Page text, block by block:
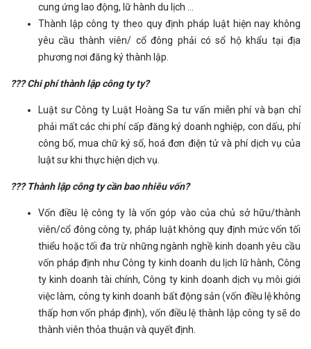
cung ứng lao động, lữ hành du lịch ...
Thành lập công ty theo quy định pháp luật hiện nay không
yêu cầu thành viên/ cổ đông phải có sổ hộ khẩu tại địa
phương nơi đăng ký thành lập.
??? Chi phí thành lập công ty ty?
Luật sư Công ty Luật Hoàng Sa tư vấn miễn phí và bạn chỉ
phải mất các chi phí cấp đăng ký doanh nghiệp, con dấu, phí
công bố, mua chữ ký số, hoá đơn điện tử và phí dịch vụ của
luật sư khi thực hiện dịch vụ.
??? Thành lập công ty cần bao nhiêu vốn?
Vốn điều lệ công ty là vốn góp vào của chủ sở hữu/thành
viên/cổ đông công ty, pháp luật không quy định mức vốn tối
thiểu hoặc tối đa trừ những ngành nghề kinh doanh yêu cầu
vốn pháp định như Công ty kinh doanh du lịch lữ hành, Công
ty kinh doanh tài chính, Công ty kinh doanh dịch vụ môi giới
việc làm, công ty kinh doanh bất động sản (vốn điều lệ không
thấp hơn vốn pháp định), vốn điều lệ thành lập công ty sẽ do
thành viên thỏa thuận và quyết định.